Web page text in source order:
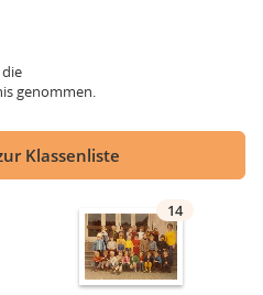
genommen.
Klassenliste
14